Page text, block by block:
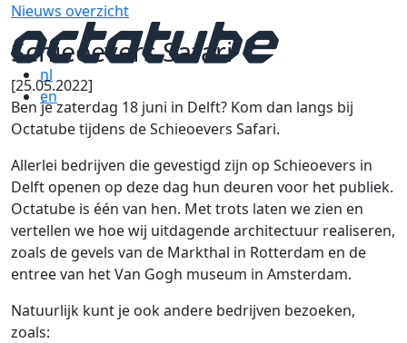
nl
en
Nieuws overzicht
Schieoevers Safari
[25.05.2022]
Ben je zaterdag 18 juni in Delft? Kom dan langs bij
Octatube tijdens de Schieoevers Safari.
Allerlei bedrijven die gevestigd zijn op Schieoevers in
Delft openen op deze dag hun deuren voor het publiek.
Octatube is één van hen. Met trots laten we zien en
vertellen we hoe wij uitdagende architectuur realiseren,
zoals de gevels van de Markthal in Rotterdam en de
entree van het Van Gogh museum in Amsterdam.
Natuurlijk kunt je ook andere bedrijven bezoeken,
zoals: